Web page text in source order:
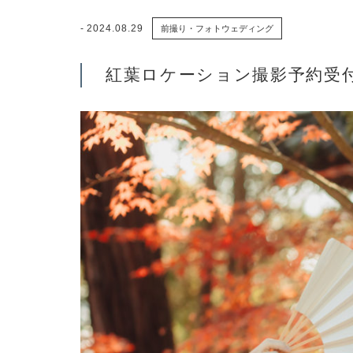
2024.08.29 前撮り・フォトウェディング
紅葉ロケーション撮影予約受